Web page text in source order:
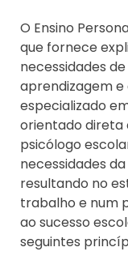
O Ensino
que fornece
necessidades
aprendizagem
especializado
orientado direta
psicólogo
necessidades
resultando no
trabalho e num
ao sucesso
seguintes